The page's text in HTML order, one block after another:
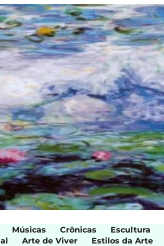
Músicas Crônicas Escultura
Arte de Viver Estilos da Arte